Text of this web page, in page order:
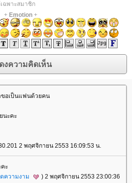
ฉพาะสมาชิก
+ Emotion+
ขอเป็นแฟนด้วยคน
นะคะ
2 พฤศจิกายน 2553 16:09:53 น.
ะ
ความงาม
) 2 พฤศจิกายน 2553 23:00:36